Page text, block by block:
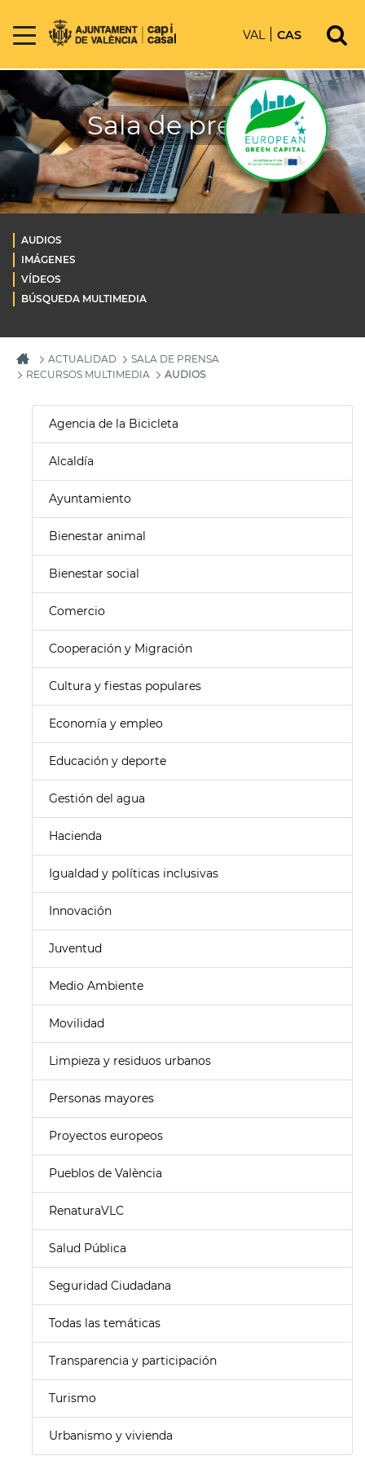
VAL CAS
Sala de prensa
AUDIOS
IMÁGENES
VÍDEOS
BÚSQUEDA MULTIMEDIA
ACTUALIDAD
SALA DE PRENSA
RECURSOS MULTIMEDIA
AUDIOS
Agencia de la Bicicleta
Alcaldía
Ayuntamiento
Bienestar animal
Bienestar social
Comercio
Cooperación y Migración
Cultura y fiestas populares
Economía y empleo
Educación y deporte
Gestión del agua
Hacienda
Igualdad y políticas inclusivas
Innovación
Juventud
Medio Ambiente
Movilidad
Limpieza y residuos urbanos
Personas mayores
Proyectos europeos
Pueblos de València
RenaturaVLC
Salud Pública
Seguridad Ciudadana
Todas las temáticas
Transparencia y participación
Turismo
Urbanismo y vivienda